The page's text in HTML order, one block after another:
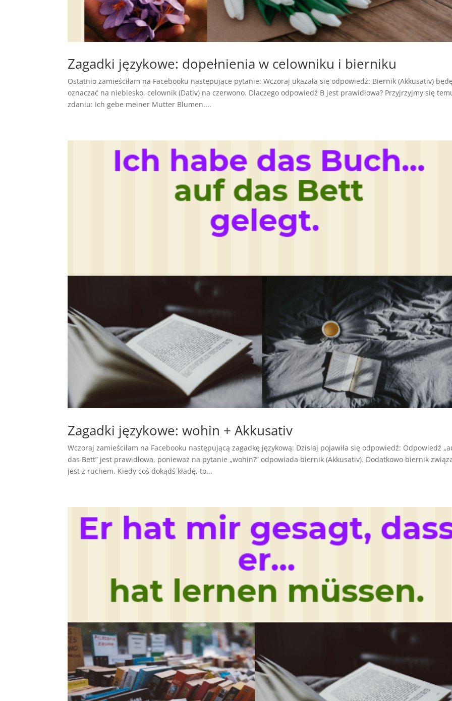
Zagadki językowe: dopełnienia w celowniku i bierniku
Ostatnio zamieściłam na Facebooku następujące pytanie: Wczoraj ukazała się odpowiedź: Biernik (Akkusativ)
oznaczać na niebiesko, celownik (Dativ) na czerwono. Dlaczego odpowiedź B jest prawidłowa? Przyjrzyjmy się
zdaniu: Ich gebe meiner Mutter Blumen....
Zagadki językowe: wohin + Akkusativ
Wczoraj zamieściłam na Facebooku następującą zagadkę językową: Dzisiaj pojawiła się odpowiedź: Odpowiedź
das Bett” jest prawidłowa, ponieważ na pytanie „wohin?” odpowiada biernik (Akkusativ). Dodatkowo biernik
jest z ruchem. Kiedy coś dokądś kładę, to...